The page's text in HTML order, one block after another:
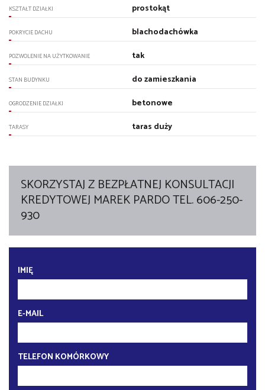
KSZTAŁT DZIAŁKI prostokąt
POKRYCIE DACHU blachodachówka
POZWOLENIE NA UŻYTKOWANIE tak
STAN BUDYNKU do zamieszkania
OGRODZENIE DZIAŁKI betonowe
TARASY taras duży
SKORZYSTAJ Z BEZPŁATNEJ KONSULTACJI
KREDYTOWEJ MAREK PARDO TEL. 606-250-
930
IMIĘ
E-MAIL
TELEFON KOMÓRKOWY